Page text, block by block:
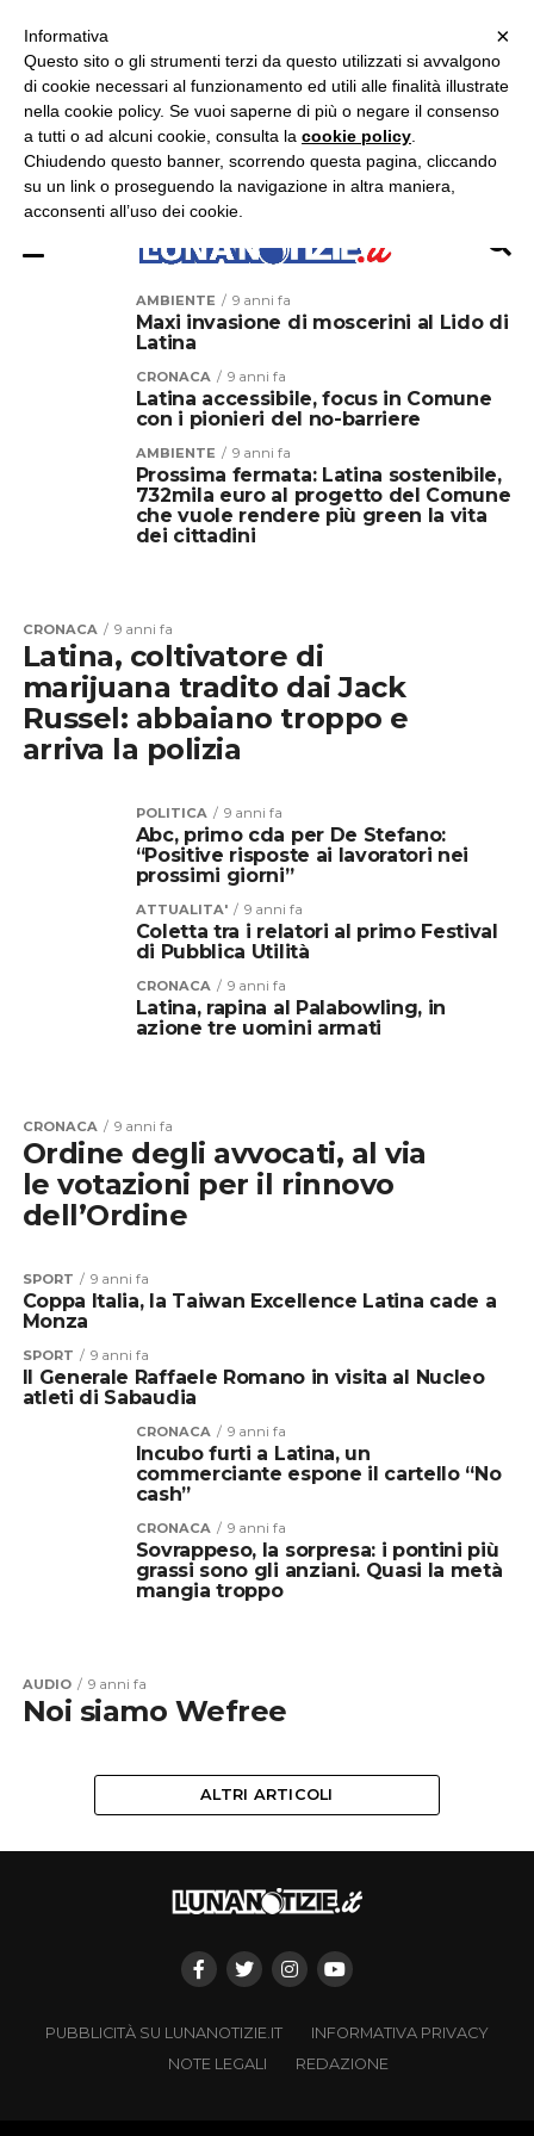
ASCOLTA RADIO LUNA
AMBIENTE 9 anni fa
Maxi invasione di moscerini al Lido di
Latina
CRONACA 9 anni fa
Latina accessibile, focus in Comune
con i pionieri del no-barriere
AMBIENTE 9 anni fa
Prossima fermata: Latina sostenibile,
732mila euro al progetto del Comune
che vuole rendere più green la vita
dei cittadini
CRONACA 9 anni fa
Latina, coltivatore di
marijuana tradito dai Jack
Russel: abbaiano troppo e
arriva la polizia
POLITICA 9 anni fa
Abc, primo cda per De Stefano:
“Positive risposte ai lavoratori nei
prossimi giorni”
ATTUALITA' 9 anni fa
Coletta tra i relatori al primo Festival
di Pubblica Utilità
CRONACA 9 anni fa
Latina, rapina al Palabowling, in
azione tre uomini armati
CRONACA 9 anni fa
Ordine degli avvocati, al via
le votazioni per il rinnovo
dell’Ordine
SPORT 9 anni fa
Coppa Italia, la Taiwan Excellence Latina cade a
Monza
SPORT 9 anni fa
Il Generale Raffaele Romano in visita al Nucleo
atleti di Sabaudia
CRONACA 9 anni fa
Incubo furti a Latina, un
commerciante espone il cartello “No
cash”
CRONACA 9 anni fa
Sovrappeso, la sorpresa: i pontini più
grassi sono gli anziani. Quasi la metà
mangia troppo
AUDIO 9 anni fa
Noi siamo Wefree
ALTRI ARTICOLI
PUBBLICITÀ SU LUNANOTIZIE.IT
INFORMATIVA PRIVACY
NOTE LEGALI
REDAZIONE
×
×
Informativa
Questo sito o gli strumenti terzi da questo utilizzati si avvalgono
di cookie necessari al funzionamento ed utili alle finalità illustrate
nella cookie policy. Se vuoi saperne di più o negare il consenso
a tutti o ad alcuni cookie, consulta la cookie policy
Chiudendo questo banner, scorrendo questa pagina, cliccando
su un link o proseguendo la navigazione in altra maniera,
acconsenti all’uso dei cookie.